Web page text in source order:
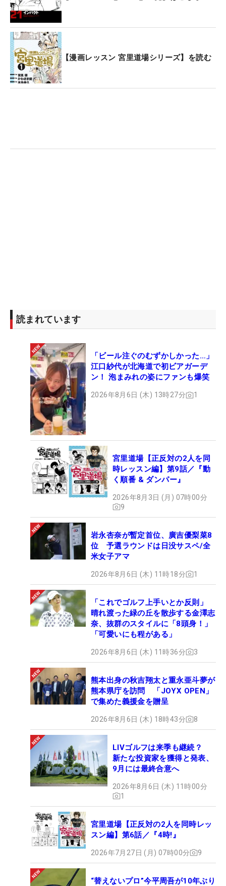
【漫画レッスン 宮里道場シリーズ】を読む
読まれています
「ビール注ぐのむずかしかった…」
江口紗代が北海道で初ビアガーデ
ン！ 泡まみれの姿にファンも爆笑
2026年8月6日 (木) 13時27分 1
宮里道場【正反対の2人を同
時レッスン編】第9話／『動
く順番 & ダンパー』
2026年8月3日 (月) 07時00分
9
岩永杏奈が暫定首位、廣吉優梨菜8
位 予選ラウンドは日没サスペ/全
米女子アマ
2026年8月6日 (木) 11時18分 1
「これでゴルフ上手いとか反則」
晴れ渡った緑の丘を散歩する金澤志
奈、抜群のスタイルに「8頭身！」
「可愛いにも程がある」
2026年8月6日 (木) 11時36分 3
熊本出身の秋吉翔太と重永亜斗夢が
熊本県庁を訪問 「JOYX OPEN」
で集めた義援金を贈呈
2026年8月6日 (木) 18時43分 8
LIVゴルフは来季も継続？
新たな投資家を獲得と発表、
9月には最終合意へ
2026年8月6日 (木) 11時00分
1
宮里道場【正反対の2人を同時レッ
スン編】第6話／『4時!』
2026年7月27日 (月) 07時00分 9
“替えないプロ”今平周吾が10年ぶり